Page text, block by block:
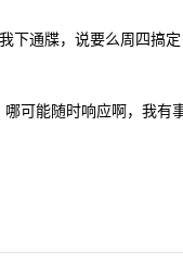
通牒，说要么周四搞定
可能随时响应啊，我有